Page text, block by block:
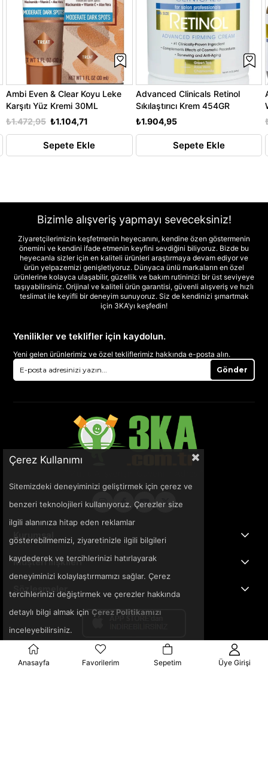
Ambi Even & Clear Koyu Leke
Karşıtı Yüz Kremi 30ML
₺1.104,71
₺1.472,95
Sepete Ekle
Advanced Clinicals Retinol
Sıkılaştırıcı Krem 454GR
₺1.904,95
Sepete Ekle
Bizimle alışveriş yapmayı seveceksiniz!
Ziyaretçilerimizin keşfetmenin heyecanını, kendine özen göstermenin
önemini ve kendini ifade etmenin keyfini sevdiğini biliyoruz. Bizde bu
heyecanla sizler için en kaliteli ürünleri araştırmaya devam ediyor ve
ürün yelpazemizi genişletiyoruz. Dünyaca ünlü markaların en özel
ürünlerine kolayca ulaşabilir, güzellik ve bakım rutininizi bir üst seviyeye
taşıyabilirsiniz. Orijinal ve kaliteli ürün garantisi, güvenli alışveriş ve hızlı
teslimat ile keyifli bir deneyim sunuyoruz. Siz de kendinizi şımartmak
için 3KA’yı keşfedin!
Yenilikler ve teklifler için kaydolun.
Yeni gelen ürünlerimiz ve özel tekliflerimiz hakkında e-posta alın.
Gönder
Kurumsal
Müşteri İlişkileri
Sözleşmeler
Çerez Kullanımı
Sitemizdeki deneyiminizi geliştirmek için çerez ve
benzeri teknolojileri kullanıyoruz. Çerezler size
ilgili alanınıza hitap eden reklamlar
gösterebilmemizi, ziyaretinizle ilgili bilgileri
kaydederek ve tercihlerinizi hatırlayarak
deneyiminizi kolaylaştırmamızı sağlar. Çerez
tercihlerinizi değiştirmek ve çerezler hakkında
detaylı bilgi almak için Çerez Politikamızı
inceleyebilirsiniz.
Anasayfa Favorilerim Sepetim Üye Girişi